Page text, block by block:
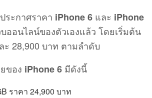
ระกาศราคา iPhone 6 และ iPhone
ออนไลน์ของตัวเองแล้ว โดยเริ่มต้น
ะ 28,900 บาท ตามลำดับ
ของ iPhone 6 มีดังนี้
ราคา 24,900 บาท